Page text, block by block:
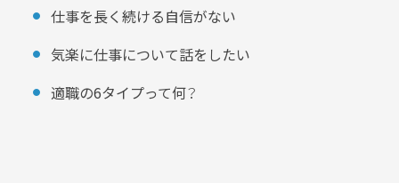
仕事を長く続ける自信がない
気楽に仕事について話をしたい
適職の6タイプって何？